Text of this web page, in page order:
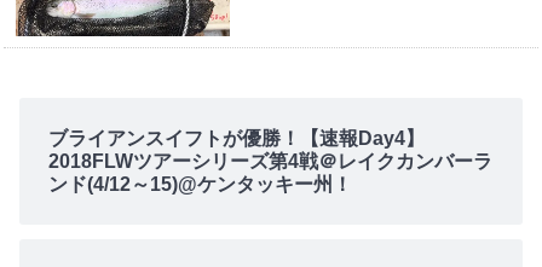
ブライアンスイフトが優勝！【速報Day4】
2018FLWツアーシリーズ第4戦＠レイクカンバーラ
ンド(4/12～15)@ケンタッキー州！